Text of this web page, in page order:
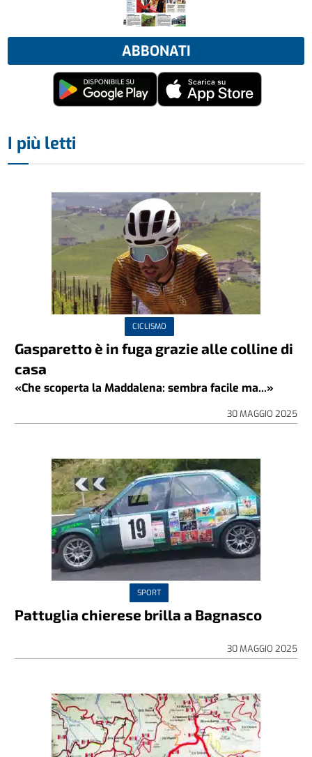
ABBONATI
I più letti
CICLISMO
Gasparetto è in fuga grazie alle colline di
casa
«Che scoperta la Maddalena: sembra facile ma...»
30 MAGGIO 2025
SPORT
Pattuglia chierese brilla a Bagnasco
30 MAGGIO 2025